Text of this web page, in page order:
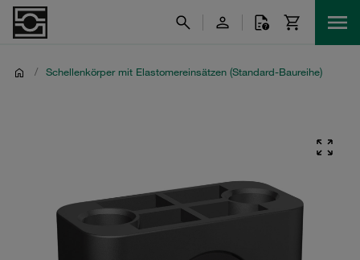
/ Schellenkörper mit Elastomereinsätzen (Standard-Baureihe)